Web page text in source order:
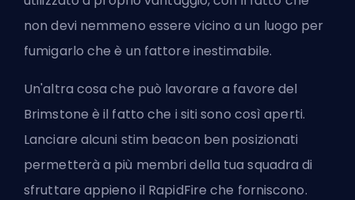
non devi nemmeno essere vicino a un luogo per
fumigarlo che è un fattore inestimabile.
Un'altra cosa che può lavorare a favore del
Brimstone è il fatto che i siti sono così aperti.
Lanciare alcuni stim beacon ben posizionati
permetterà a più membri della tua squadra di
sfruttare appieno il RapidFire che forniscono.